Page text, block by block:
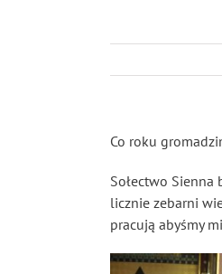
Co roku
Sołectwo Sienna
licznie zebarni
pracują abyśmy